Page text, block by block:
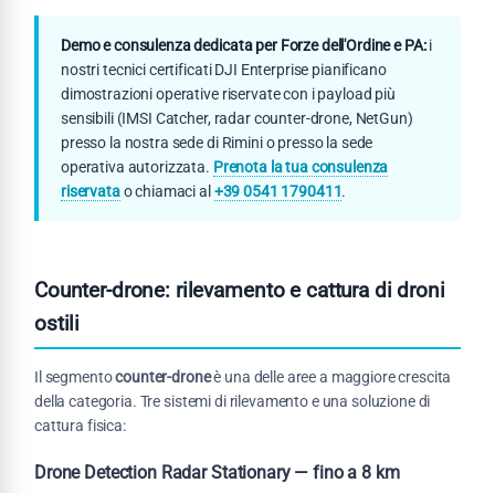
Demo e consulenza dedicata per Forze dell'Ordine e PA:i
nostri tecnici certificati DJI Enterprise pianificano
dimostrazioni operative riservate con i payload più
sensibili (IMSI Catcher, radar counter-drone, NetGun)
presso la nostra sede di Rimini o presso la sede
operativa autorizzata. Prenota la tua consulenza
riservatao chiamaci al +39 0541 1790411.
Counter-drone: rilevamento e cattura di droni
ostili
Il segmentocounter-droneè una delle aree a maggiore crescita
della categoria. Tre sistemi di rilevamento e una soluzione di
cattura fisica:
Drone Detection Radar Stationary — fino a 8 km